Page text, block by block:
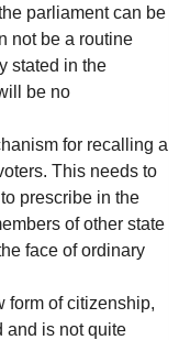
parliament can be
not be a routine
stated in the
be no
for recalling a
This needs to
prescribe in the
of other state
face of ordinary
form of citizenship,
and is not quite